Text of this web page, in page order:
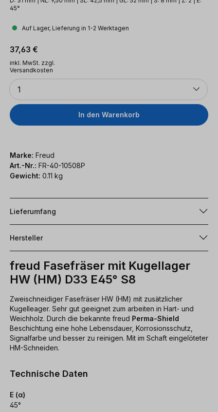
45°
Auf Lager, Lieferung in 1-2 Werktagen
Regulärer Preis:
37,63 €
inkl. MwSt. zzgl.
Versandkosten
Anzahl
1
In den Warenkorb
Marke: Freud
Art.-Nr.: FR-40-10508P
Gewicht: 0.11 kg
Lieferumfang
Hersteller
freud Fasefräser mit Kugellager
HW (HM) D33 E45° S8
Zweischneidiger Fasefräser HW (HM) mit zusätzlicher
Kugelleager. Sehr gut geeignet zum arbeiten in Hart- und
Weichholz. Durch die bekannte freud Perma-Shield
Beschichtung eine hohe Lebensdauer, Korrosionsschutz,
Signalfarbe und besser zu reinigen. Mit im Schaft eingelöteter
HM-Schneiden.
Technische Daten
E (α)
45°